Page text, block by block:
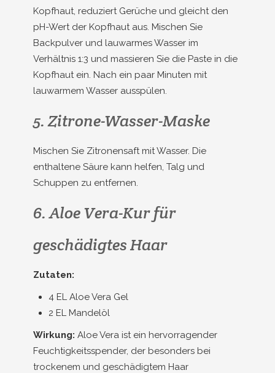
Kopfhaut, reduziert Gerüche und gleicht den
pH-Wert der Kopfhaut aus. Mischen Sie
Backpulver und lauwarmes Wasser im
Verhältnis 1:3 und massieren Sie die Paste in die
Kopfhaut ein. Nach ein paar Minuten mit
lauwarmem Wasser ausspülen.
5. Zitrone-Wasser-Maske
Mischen Sie Zitronensaft mit Wasser. Die
enthaltene Säure kann helfen, Talg und
Schuppen zu entfernen.
6. Aloe Vera-Kur für
geschädigtes Haar
Zutaten:
4 EL Aloe Vera Gel
2 EL Mandelöl
Wirkung: Aloe Vera ist ein hervorragender
Feuchtigkeitsspender, der besonders bei
trockenem und geschädigtem Haar